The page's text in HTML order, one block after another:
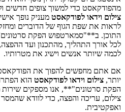
מהפודקאסט כדי למשוך צופים חדשים
צילום וידאו לפודקאסט מעניק נופך
לראות את שפת הגוף של הדוברים
התוכן. ב**"סמארטפוש הפקת
לכל אורך התהליך, מהתכנון ועד
לכמה שיותר אנשים וישיג את מטרותיו.
אם אתם מחפשים להפוך את
יותר, צילום וידאו לפודקאסט הוא
הפקת סרטונים"**, אנו מספקים שירות
צילום, עריכה והפצה, כדי לוודא
ואפקטיבית.